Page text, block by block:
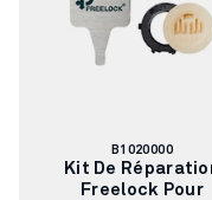
Numéro
d'article:
B1020000
Kit De
Freelock Pour